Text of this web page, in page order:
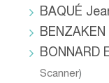
BAQUÉ
BONNARD
Scanner)